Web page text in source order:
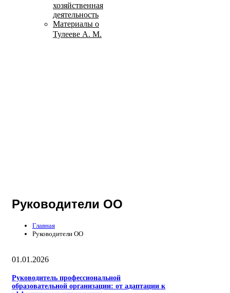
хозяйственная
деятельность
Материалы о
Тулееве А. М.
Руководители ОО
Главная
Руководители ОО
01.01.2026
Руководитель профессиональной
образовательной организации: от адаптации к